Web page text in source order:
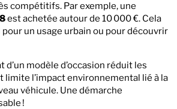
compétitifs. Par exemple, une
est achetée autour de 10 000 €. Cela
un usage urbain ou pour découvrir
d’un modèle d’occasion réduit les
limite l’impact environnemental lié à la
véhicule. Une démarche
!